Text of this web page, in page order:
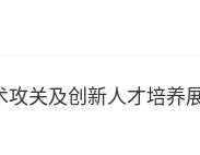
关及创新人才培养